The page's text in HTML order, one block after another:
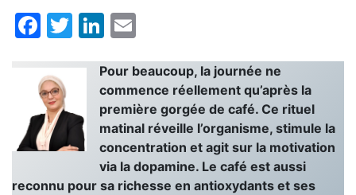
Facebook
TwitterLinkedIn
Pour beaucoup, la journée ne
commence réellement qu’après la
première gorgée de café. Ce rituel
matinal réveille l’organisme, stimule la
concentration et agit sur la motivation
via la dopamine. Le café est aussi
reconnu pour sa richesse en antioxydants et ses